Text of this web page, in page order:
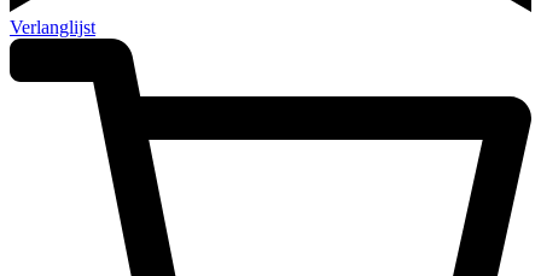
Verlanglijst